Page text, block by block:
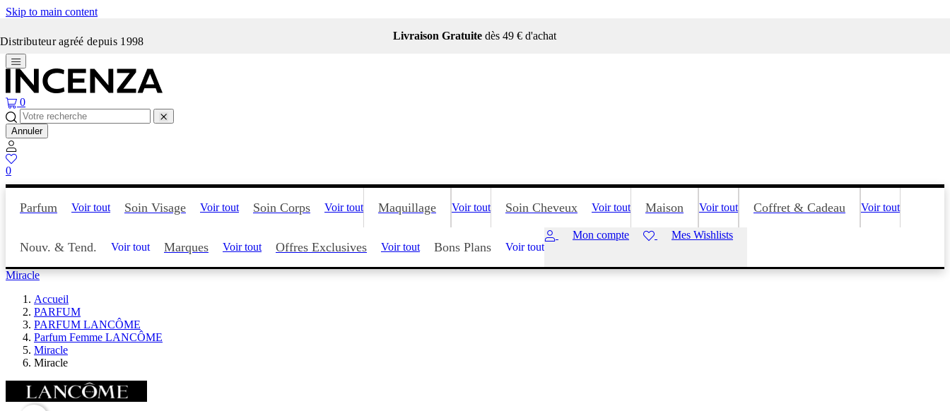
Skip to main content
Distributeur agréé depuis 1998Incenza fait peau neuve Livraison Gratuitedès 49 € d'achat
0
Annuler
0
Parfum Voir tout Soin Visage Voir tout Soin Corps Voir tout Maquillage Voir tout Soin Cheveux Voir tout Maison Voir tout Coffret & Cadeau Voir tout
Nouv. & Tend. Voir tout Marques Voir tout Offres Exclusives Voir tout Bons Plans Voir tout
Mon compte Mes Wishlists
Miracle
Accueil
PARFUM
PARFUM LANCÔME
Parfum Femme LANCÔME
Miracle
Miracle